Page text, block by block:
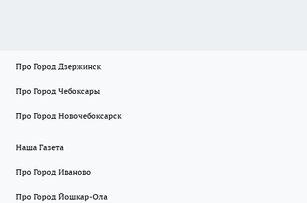
Про Город Дзержинск
Про Город Чебоксары
Про Город Новочебоксарск
Наша Газета
Про Город Иваново
Про Город Йошкар-Ола